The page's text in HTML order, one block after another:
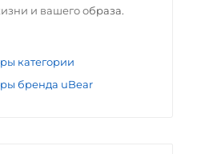
и вашего образа.
категории
бренда uBear